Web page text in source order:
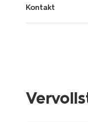
Kontakt